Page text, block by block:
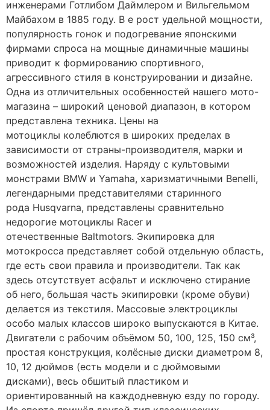
инженерами Готлибом Даймлером и Вильгельмом
Майбахом в 1885 году. В е рост удельной мощности,
популярность гонок и подогревание японскими
фирмами спроса на мощные динамичные машины
приводит к формированию спортивного,
агрессивного стиля в конструировании и дизайне.
Одна из отличительных особенностей нашего мото-
магазина – широкий ценовой диапазон, в котором
представлена техника. Цены на
мотоциклы колеблются в широких пределах в
зависимости от страны-производителя, марки и
возможностей изделия. Наряду с культовыми
монстрами BMW и Yamaha, харизматичными Benelli,
легендарными представителями старинного
рода Husqvarna, представлены сравнительно
недорогие мотоциклы Racer и
отечественные Baltmotors. Экипировка для
мотокросса представляет собой отдельную область,
где есть свои правила и производители. Так как
здесь отсутствует асфальт и исключено стирание
об него, большая часть экипировки (кроме обуви)
делается из текстиля. Массовые электроциклы
особо малых классов широко выпускаются в Китае.
Двигатели с рабочим объёмом 50, 100, 125, 150 см³,
простая конструкция, колёсные диски диаметром 8,
10, 12 дюймов (есть модели и с дюймовыми
дисками), весь обшитый пластиком и
ориентированный на каждодневную езду по городу.